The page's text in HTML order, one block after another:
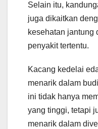
Selain itu,
juga dikaitkan
kesehatan jantung
penyakit tertentu.
Kacang kedelai
menarik dalam
ini tidak hanya
yang tinggi, tetapi
menarik dalam